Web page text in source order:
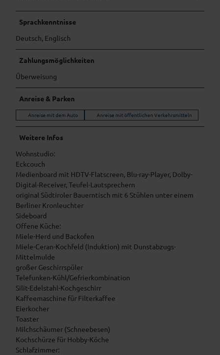
Sprachkenntnisse
Deutsch, Englisch
Zahlungsmöglichkeiten
Überweisung
Anreise & Parken
Anreise mit dem Auto Anreise mit öffentlichen Verkehrsmitteln
Weitere Infos
Wohnstudio:
Eckcouch
Medienboard mit HDTV-Flatscreen, Blu-ray-Player, Dolby-
Digital-Receiver, Teufel-Lautsprechern
original Südtiroler Bauerntisch mit 6 Stühlen unter einem
Berliner Kronleuchter
Sideboard
Offene Küche:
Miele-Herd und Backofen
Miele-Ceran-Kochfeld (Induktion) mit Dunstabzugs-
Mittelmulde
großer Geschirrspüler
Telefunken-Kühl/Gefrierkombination
Silit-Edelstahl-Kochgeschirr
Kaffeemaschine für Filterkaffee
Eierkocher
Toaster
Milchschäumer (Schneebesen)
Kochschürze für Hobby-Köche
Schlafzimmer: